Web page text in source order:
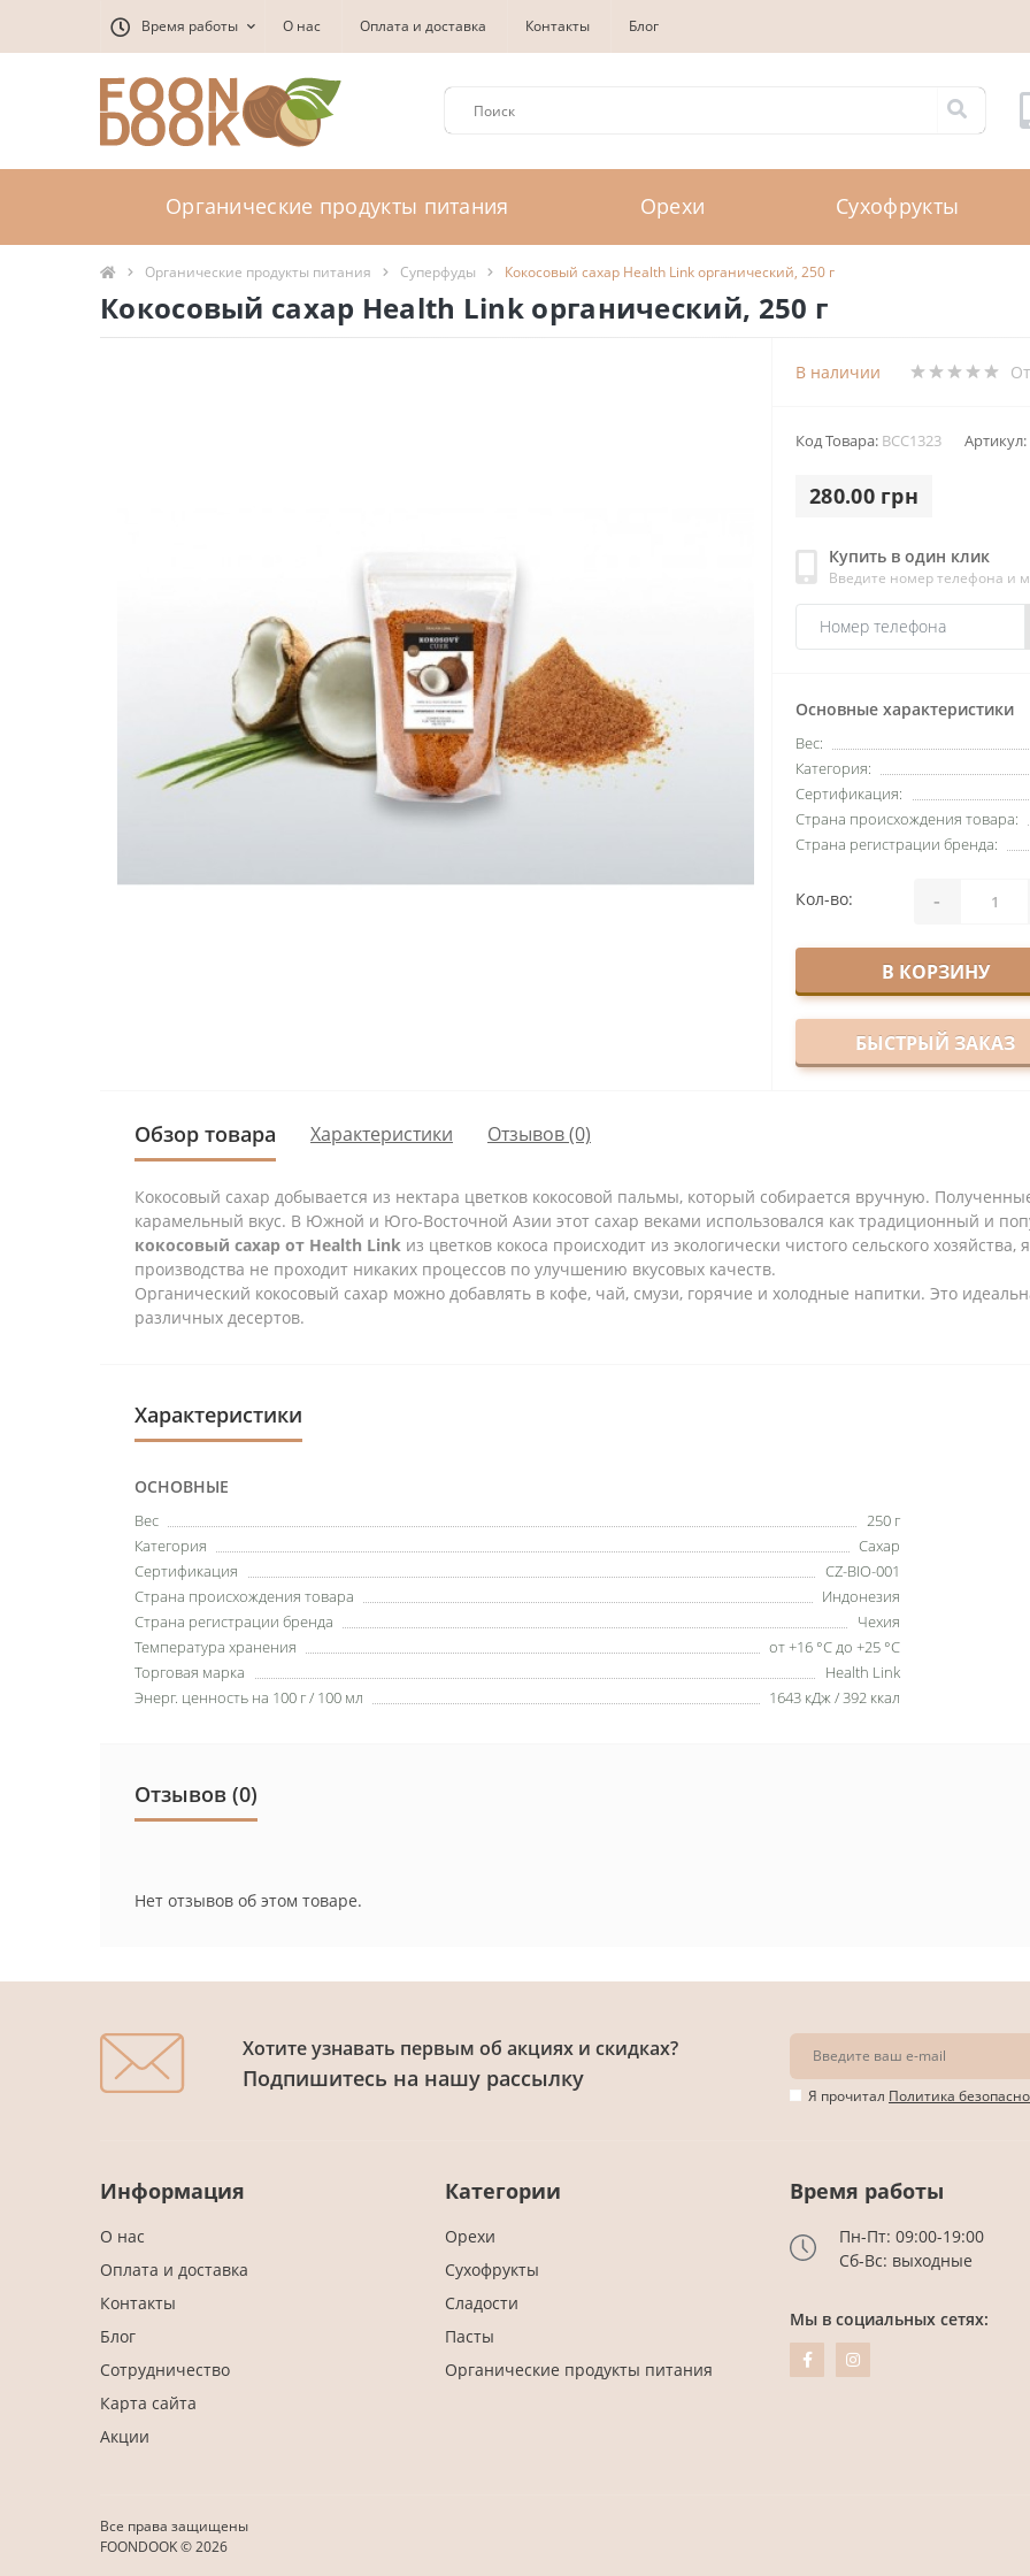
Время работы О нас Оплата и доставка Контакты Блог
Органические продукты питания Орехи Сухофрукты
Органические продукты питания Суперфуды Кокосовый сахар Health Link органический, 250 г
Кокосовый сахар Health Link органический, 250 г
В наличии
Код Товара: BCC1323 Артикул:
280.00 грн
Купить в один клик
Введите номер телефона и
Основные характеристики
Вес:
Категория:
Сертификация:
Страна происхождения товара:
Страна регистрации бренда:
Кол-во: -
В КОРЗИНУ
БЫСТРЫЙ ЗАКАЗ
Обзор товара Характеристики Отзывов (0)
Кокосовый сахар добывается из нектара цветков кокосовой пальмы, который собирается вручную.
карамельный вкус. В Южной и Юго-Восточной Азии этот сахар веками использовался как традиционный и
кокосовый сахар от Health Link из цветков кокоса происходит из экологически чистого сельского
производства не проходит никаких процессов по улучшению вкусовых качеств.
Органический кокосовый сахар можно добавлять в кофе, чай, смузи, горячие и холодные напитки. Это
различных десертов.
Характеристики
ОСНОВНЫЕ
Вес
250 г
Категория
Сахар
Сертификация
CZ-BIO-001
Страна происхождения товара
Индонезия
Страна регистрации бренда
Чехия
Температура хранения
от +16 °C до +25 °C
Торговая марка
Health Link
Энерг. ценность на 100 г / 100 мл
1643 кДж / 392 ккал
Отзывов (0)
Нет отзывов об этом товаре.
Хотите узнавать первым об акциях и скидках?
Подпишитесь на нашу рассылку
Я прочитал Политика
Информация
О нас
Оплата и доставка
Контакты
Блог
Сотрудничество
Карта сайта
Акции
Категории
Орехи
Сухофрукты
Сладости
Пасты
Органические продукты питания
Время работы
Пн-Пт: 09:00-19:00
Сб-Вс: выходные
Мы в социальных сетях:
Все права защищены
FOONDOOK © 2026